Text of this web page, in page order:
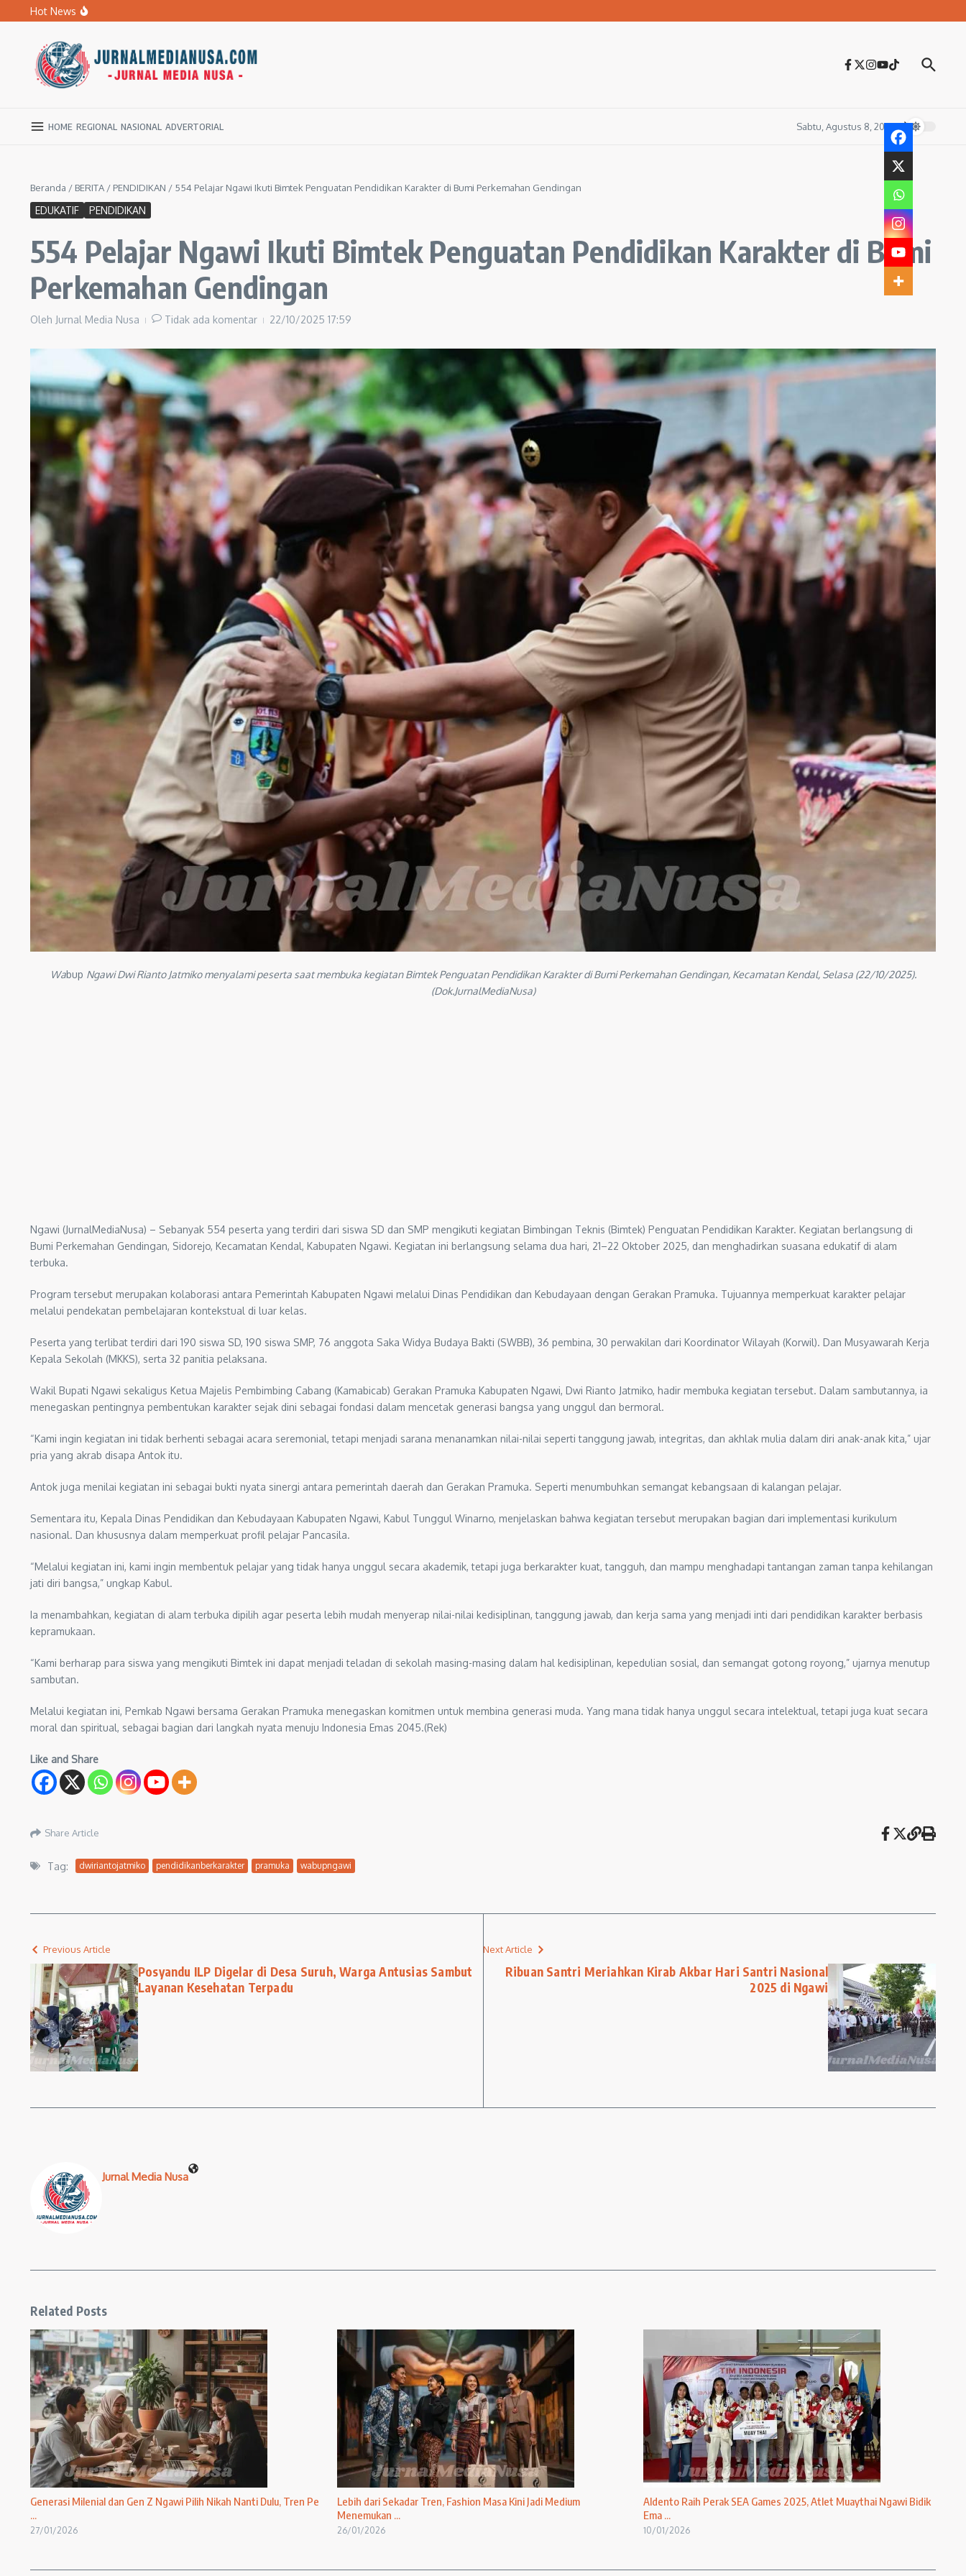
Lewati ke konten
Hot News
Kupas Pola Asuh Berbasis Otak Anak, SD Muhammadiyah 1 Ngawi Gelar Seminar Golden Parenting
HOME REGIONAL NASIONAL ADVERTORIAL Sabtu, Agustus 8, 2026
Beranda / BERITA / PENDIDIKAN / 554 Pelajar Ngawi Ikuti Bimtek Penguatan Pendidikan Karakter di Bumi Perkemahan Gendingan
EDUKATIF PENDIDIKAN
554 Pelajar Ngawi Ikuti Bimtek Penguatan Pendidikan Karakter di Bumi
Perkemahan Gendingan
Oleh Jurnal Media Nusa Tidak ada komentar 22/10/2025 17:59
Wabup Ngawi Dwi Rianto Jatmiko menyalami peserta saat membuka kegiatan Bimtek Penguatan Pendidikan Karakter di Bumi Perkemahan Gendingan, Kecamatan Kendal, Selasa (22/10/2025).
(Dok.JurnalMediaNusa)
Ngawi (JurnalMediaNusa) – Sebanyak 554 peserta yang terdiri dari siswa SD dan SMP mengikuti kegiatan Bimbingan Teknis (Bimtek) Penguatan Pendidikan Karakter. Kegiatan berlangsung di
Bumi Perkemahan Gendingan, Sidorejo, Kecamatan Kendal, Kabupaten Ngawi. Kegiatan ini berlangsung selama dua hari, 21–22 Oktober 2025, dan menghadirkan suasana edukatif di alam
terbuka.
Program tersebut merupakan kolaborasi antara Pemerintah Kabupaten Ngawi melalui Dinas Pendidikan dan Kebudayaan dengan Gerakan Pramuka. Tujuannya memperkuat karakter pelajar
melalui pendekatan pembelajaran kontekstual di luar kelas.
Peserta yang terlibat terdiri dari 190 siswa SD, 190 siswa SMP, 76 anggota Saka Widya Budaya Bakti (SWBB), 36 pembina, 30 perwakilan dari Koordinator Wilayah (Korwil). Dan Musyawarah Kerja
Kepala Sekolah (MKKS), serta 32 panitia pelaksana.
Wakil Bupati Ngawi sekaligus Ketua Majelis Pembimbing Cabang (Kamabicab) Gerakan Pramuka Kabupaten Ngawi, Dwi Rianto Jatmiko, hadir membuka kegiatan tersebut. Dalam sambutannya, ia
menegaskan pentingnya pembentukan karakter sejak dini sebagai fondasi dalam mencetak generasi bangsa yang unggul dan bermoral.
“Kami ingin kegiatan ini tidak berhenti sebagai acara seremonial, tetapi menjadi sarana menanamkan nilai-nilai seperti tanggung jawab, integritas, dan akhlak mulia dalam diri anak-anak kita,” ujar
pria yang akrab disapa Antok itu.
Antok juga menilai kegiatan ini sebagai bukti nyata sinergi antara pemerintah daerah dan Gerakan Pramuka. Seperti menumbuhkan semangat kebangsaan di kalangan pelajar.
Sementara itu, Kepala Dinas Pendidikan dan Kebudayaan Kabupaten Ngawi, Kabul Tunggul Winarno, menjelaskan bahwa kegiatan tersebut merupakan bagian dari implementasi kurikulum
nasional. Dan khususnya dalam memperkuat profil pelajar Pancasila.
“Melalui kegiatan ini, kami ingin membentuk pelajar yang tidak hanya unggul secara akademik, tetapi juga berkarakter kuat, tangguh, dan mampu menghadapi tantangan zaman tanpa kehilangan
jati diri bangsa,” ungkap Kabul.
Ia menambahkan, kegiatan di alam terbuka dipilih agar peserta lebih mudah menyerap nilai-nilai kedisiplinan, tanggung jawab, dan kerja sama yang menjadi inti dari pendidikan karakter berbasis
kepramukaan.
“Kami berharap para siswa yang mengikuti Bimtek ini dapat menjadi teladan di sekolah masing-masing dalam hal kedisiplinan, kepedulian sosial, dan semangat gotong royong,” ujarnya menutup
sambutan.
Melalui kegiatan ini, Pemkab Ngawi bersama Gerakan Pramuka menegaskan komitmen untuk membina generasi muda. Yang mana tidak hanya unggul secara intelektual, tetapi juga kuat secara
moral dan spiritual, sebagai bagian dari langkah nyata menuju Indonesia Emas 2045.(Rek)
Like and Share
Share Article
Tag: dwiriantojatmiko pendidikanberkarakter pramuka wabupngawi
Previous Article
Posyandu ILP Digelar di Desa Suruh, Warga Antusias Sambut
Layanan Kesehatan Terpadu
Next Article
Ribuan Santri Meriahkan Kirab Akbar Hari Santri Nasional
2025 di Ngawi
Jurnal Media Nusa
Related Posts
Generasi Milenial dan Gen Z Ngawi Pilih Nikah Nanti Dulu, Tren Pe
...
27/01/2026
Lebih dari Sekadar Tren, Fashion Masa Kini Jadi Medium
Menemukan ...
26/01/2026
Aldento Raih Perak SEA Games 2025, Atlet Muaythai Ngawi Bidik
Ema ...
10/01/2026